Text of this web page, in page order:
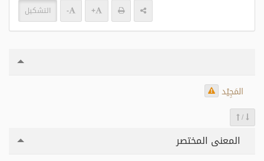
+
- التشكيل
المَجِيْد
/
المعنى المختصر